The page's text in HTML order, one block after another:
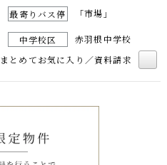
最寄りバス停 「市場」
中学校区
赤羽根中学校
まとめてお気に入り／資料請求